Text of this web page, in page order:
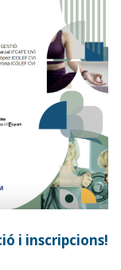
i inscripcions!